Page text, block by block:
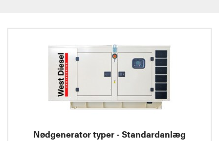
Nødgenerator typer - Standardanlæg